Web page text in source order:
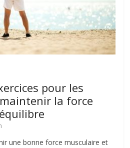
pour les
la force
une bonne force musculaire et